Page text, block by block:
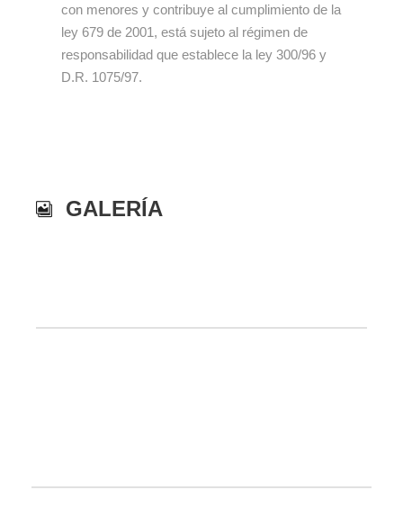
con menores y contribuye al cumplimiento de la
ley 679 de 2001, está sujeto al régimen de
responsabilidad que establece la ley 300/96 y
D.R. 1075/97.
GALERÍA